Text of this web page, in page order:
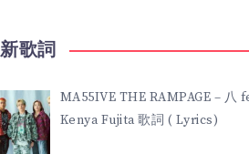
歌詞
MA55IVE THE RAMPAGE – 八
Kenya Fujita 歌詞 ( Lyrics)